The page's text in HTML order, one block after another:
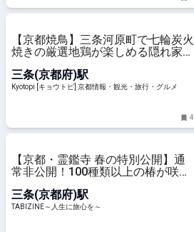
【京都焼鳥】三条河原町で七輪炭火
焼きの厳選地鶏が楽しめる隠れ家的
三条(京都府)駅
Kyotopi [キョウトピ] 京都情報・観光・旅行・グルメ
4
【京都・霊鑑寺 春の特別公開】通
常非公開！100種類以上の椿が咲き
TABIZINE～人生に旅心を～
三条(京都府)駅
TABIZINE～人生に旅心を～